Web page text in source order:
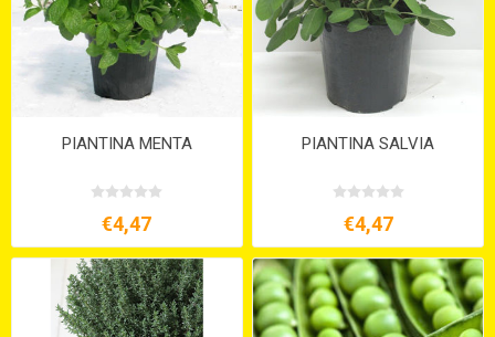
PIANTINA MENTA
€4,47
PIANTINA SALVIA
€4,47